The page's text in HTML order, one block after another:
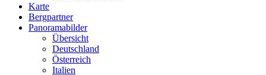
Karte
Bergpartner
Panoramabilder
Übersicht
Deutschland
Österreich
Italien